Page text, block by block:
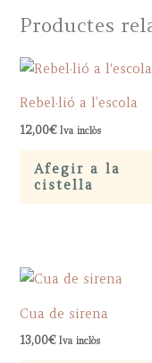
Productes
Rebel·lió a l’escola
12,00€ Iva inclòs
Afegir a la
cistella
Cua de sirena
13,00€ Iva inclòs